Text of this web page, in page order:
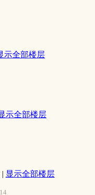
示全部楼层
示全部楼层
| 显示全部楼层